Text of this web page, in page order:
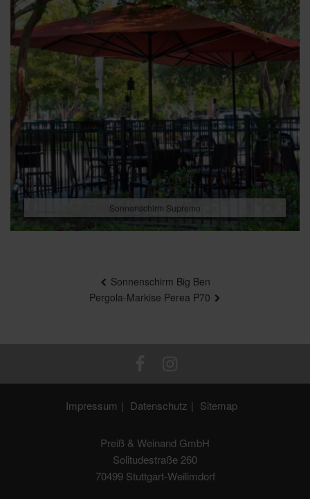
Sonnenschirm Supremo
Sonnenschirm Big Ben
Pergola-Markise Perea P70
Impressum Datenschutz Sitemap
Preiß & Weinand GmbH
Solitudestraße 260
70499 Stuttgart-Weilimdorf